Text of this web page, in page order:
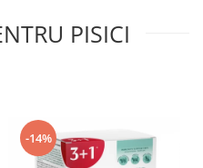
PISICI
-14%